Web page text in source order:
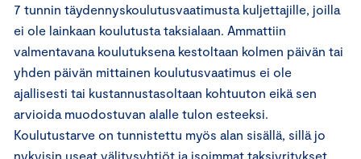
7 tunnin täydennyskoulutusvaatimusta kuljettajille, joilla
ei ole lainkaan koulutusta taksialaan. Ammattiin
valmentavana koulutuksena kestoltaan kolmen päivän tai
yhden päivän mittainen koulutusvaatimus ei ole
ajallisesti tai kustannustasoltaan kohtuuton eikä sen
arvioida muodostuvan alalle tulon esteeksi.
Koulutustarve on tunnistettu myös alan sisällä, sillä jo
nykyisin useat välitysyhtiöt ja isoimmat taksiyritykset